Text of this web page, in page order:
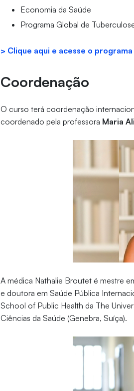
Economia da Saúde
Programa Global de
> Clique aqui e acesse o
Coordenação
O curso terá coordenação
coordenado pela professora Maria
A médica Nathalie Broutet é mestre
e doutora em Saúde Pública
School of Public Health da The
Ciências da Saúde (Genebra, Suíça).